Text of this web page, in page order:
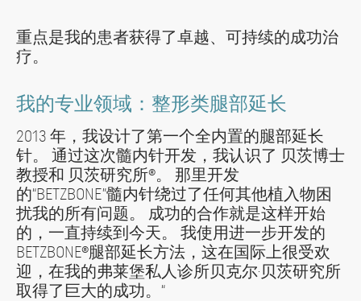
重点是我的患者获得了卓越、可持续的成功治
疗。
我的专业领域：整形类腿部延长
2013 年，我设计了第一个全内置的腿部延长
针。 通过这次髓内针开发，我认识了 贝茨博士
教授和 贝茨研究所®。 那里开发
的“BETZBONE”髓内针绕过了任何其他植入物困
扰我的所有问题。 成功的合作就是这样开始
的，一直持续到今天。 我使用进一步开发的
BETZBONE®腿部延长方法，这在国际上很受欢
迎，在我的弗莱堡私人诊所贝克尔·贝茨研究所
取得了巨大的成功。“